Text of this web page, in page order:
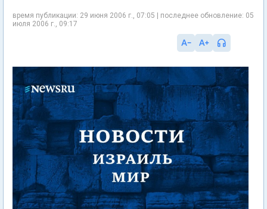
время публикации: 29 июня 2006 г., 07:05 | последнее обновление: 05
июля 2006 г., 09:17